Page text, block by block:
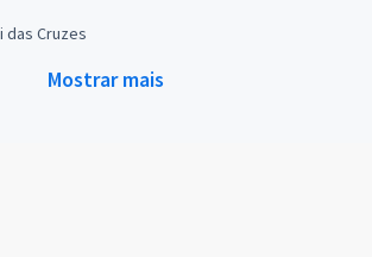
das Cruzes
Mostrar mais